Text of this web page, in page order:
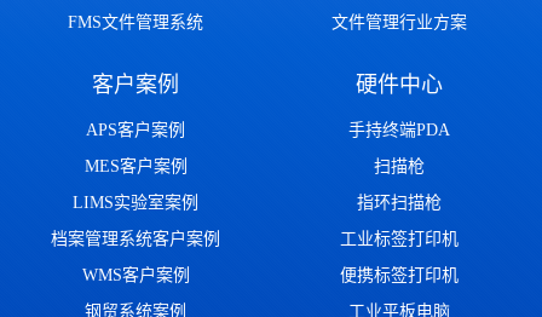
FMS文件管理系统
文件管理行业方案
客户案例
APS客户案例
MES客户案例
LIMS实验室案例
档案管理系统客户案例
WMS客户案例
钢贸系统案例
硬件中心
手持终端PDA
扫描枪
指环扫描枪
工业标签打印机
便携标签打印机
工业平板电脑